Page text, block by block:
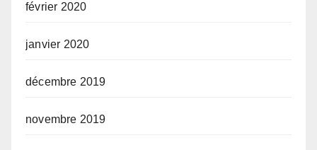
février 2020
janvier 2020
décembre 2019
novembre 2019